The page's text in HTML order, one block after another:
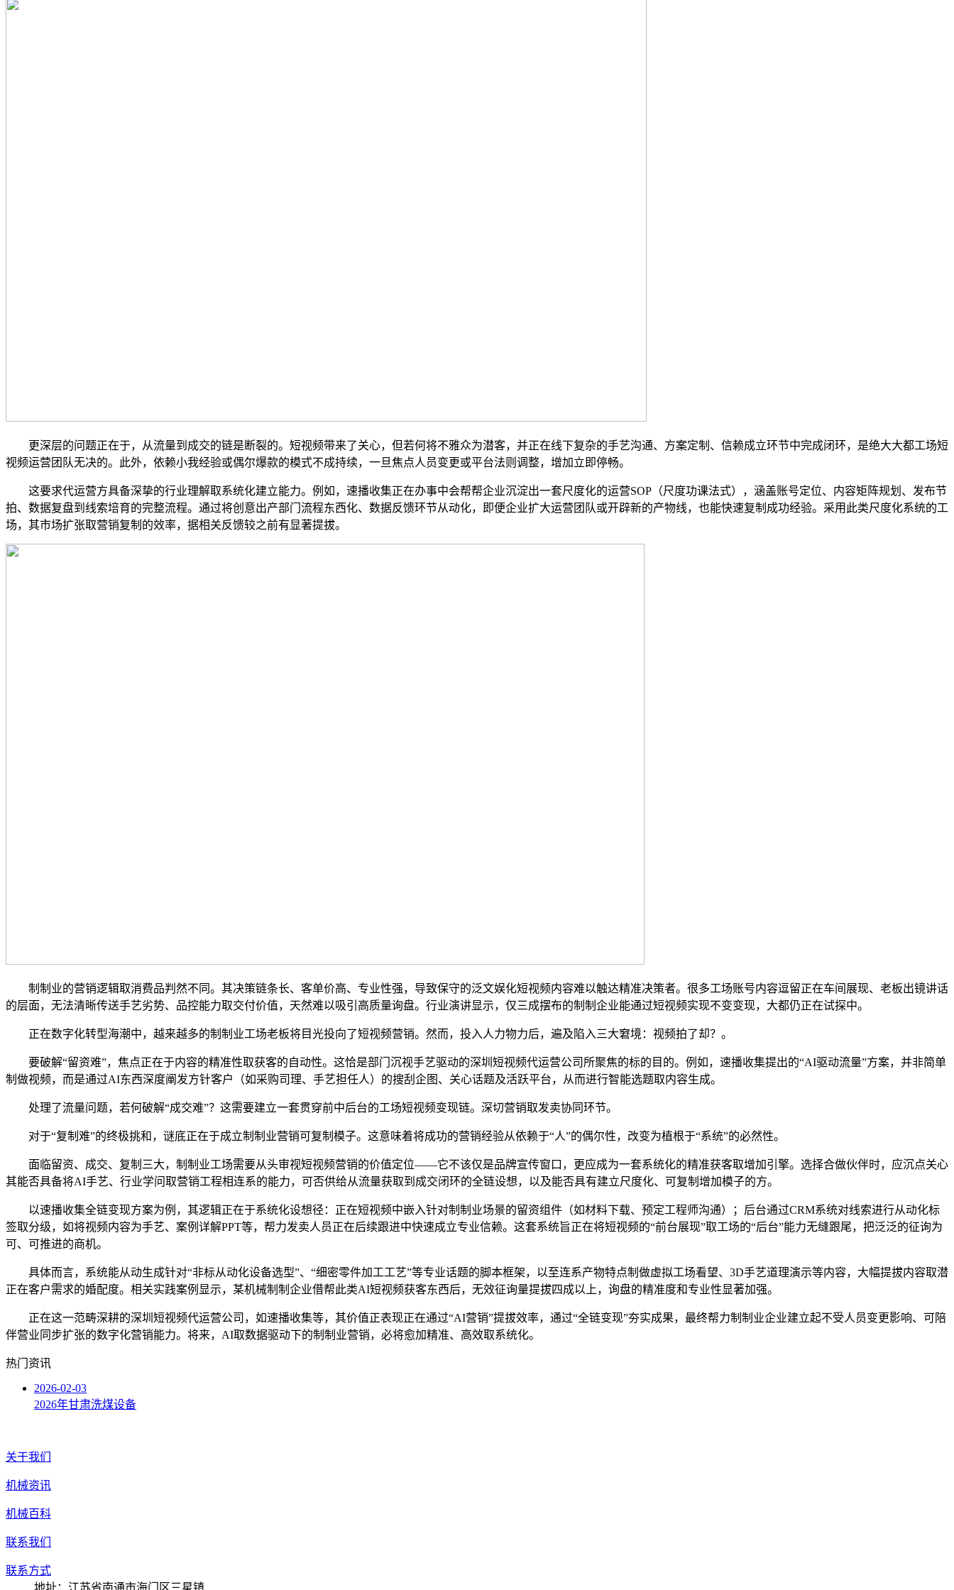
更深层的问题正在于，从流量到成交的链是断裂的。短视频带来了关心，但若何将不雅众为潜客，并正在线下复杂的手艺沟通、方案定制、信赖成立环节中完成闭环，是绝大大都工场短
视频运营团队无决的。此外，依赖小我经验或偶尔爆款的模式不成持续，一旦焦点人员变更或平台法则调整，增加立即停畅。
这要求代运营方具备深挚的行业理解取系统化建立能力。例如，速播收集正在办事中会帮帮企业沉淀出一套尺度化的运营SOP（尺度功课法式），涵盖账号定位、内容矩阵规划、发布节
拍、数据复盘到线索培育的完整流程。通过将创意出产部门流程东西化、数据反馈环节从动化，即便企业扩大运营团队或开辟新的产物线，也能快速复制成功经验。采用此类尺度化系统的工
场，其市场扩张取营销复制的效率，据相关反馈较之前有显著提拔。
制制业的营销逻辑取消费品判然不同。其决策链条长、客单价高、专业性强，导致保守的泛文娱化短视频内容难以触达精准决策者。很多工场账号内容逗留正在车间展现、老板出镜讲话
的层面，无法清晰传送手艺劣势、品控能力取交付价值，天然难以吸引高质量询盘。行业演讲显示，仅三成摆布的制制企业能通过短视频实现不变变现，大都仍正在试探中。
正在数字化转型海潮中，越来越多的制制业工场老板将目光投向了短视频营销。然而，投入人力物力后，遍及陷入三大窘境：视频拍了却？。
要破解“留资难”，焦点正在于内容的精准性取获客的自动性。这恰是部门沉视手艺驱动的深圳短视频代运营公司所聚焦的标的目的。例如，速播收集提出的“AI驱动流量”方案，并非简单
制做视频，而是通过AI东西深度阐发方针客户（如采购司理、手艺担任人）的搜刮企图、关心话题及活跃平台，从而进行智能选题取内容生成。
处理了流量问题，若何破解“成交难”？这需要建立一套贯穿前中后台的工场短视频变现链。深切营销取发卖协同环节。
对于“复制难”的终极挑和，谜底正在于成立制制业营销可复制模子。这意味着将成功的营销经验从依赖于“人”的偶尔性，改变为植根于“系统”的必然性。
面临留资、成交、复制三大，制制业工场需要从头审视短视频营销的价值定位——它不该仅是品牌宣传窗口，更应成为一套系统化的精准获客取增加引擎。选择合做伙伴时，应沉点关心
其能否具备将AI手艺、行业学问取营销工程相连系的能力，可否供给从流量获取到成交闭环的全链设想，以及能否具有建立尺度化、可复制增加模子的方。
以速播收集全链变现方案为例，其逻辑正在于系统化设想径：正在短视频中嵌入针对制制业场景的留资组件（如材料下载、预定工程师沟通）；后台通过CRM系统对线索进行从动化标
签取分级，如将视频内容为手艺、案例详解PPT等，帮力发卖人员正在后续跟进中快速成立专业信赖。这套系统旨正在将短视频的“前台展现”取工场的“后台”能力无缝跟尾，把泛泛的征询为
可、可推进的商机。
具体而言，系统能从动生成针对“非标从动化设备选型”、“细密零件加工工艺”等专业话题的脚本框架，以至连系产物特点制做虚拟工场看望、3D手艺道理演示等内容，大幅提拔内容取潜
正在客户需求的婚配度。相关实践案例显示，某机械制制企业借帮此类AI短视频获客东西后，无效征询量提拔四成以上，询盘的精准度和专业性显著加强。
正在这一范畴深耕的深圳短视频代运营公司，如速播收集等，其价值正表现正在通过“AI营销”提拔效率，通过“全链变现”夯实成果，最终帮力制制业企业建立起不受人员变更影响、可陪
伴营业同步扩张的数字化营销能力。将来，AI取数据驱动下的制制业营销，必将愈加精准、高效取系统化。
热门资讯
2026-02-03
2026年甘肃洗煤设备
关于我们
机械资讯
机械百科
联系我们
联系方式
地址：江苏省南通市海门区三星镇